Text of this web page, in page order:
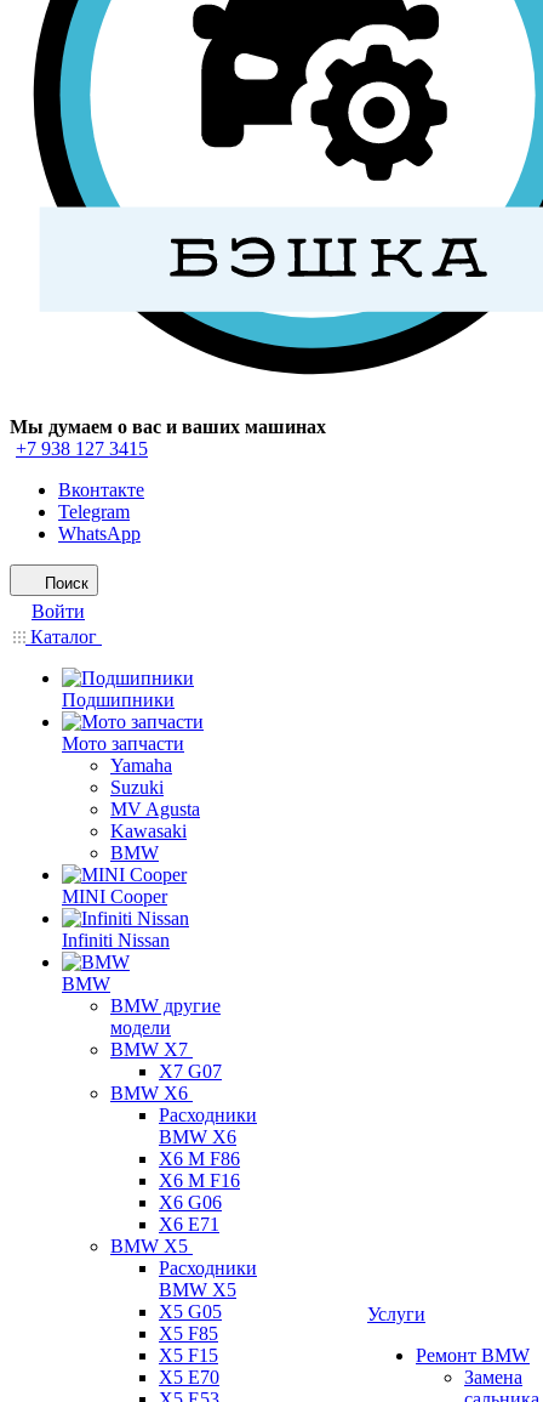
Мы думаем о вас и ваших машинах
+7 938 127 3415
Вконтакте
Telegram
WhatsApp
Поиск
Войти
Каталог
Подшипники
Мото запчасти
Yamaha
Suzuki
MV Agusta
Kawasaki
BMW
MINI Cooper
Infiniti Nissan
BMW
BMW другие
модели
BMW X7
X7 G07
BMW X6
Расходники
BMW X6
X6 M F86
X6 M F16
X6 G06
X6 E71
BMW X5
Расходники
BMW X5
X5 G05
X5 F85
X5 F15
X5 E70
Услуги
Ремонт BMW
Замена